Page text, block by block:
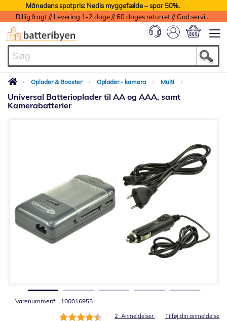
Månedens spotpris: Nedis myggefælde – spar 50%.
Billig fragt // Levering 1-2 dage // 60 dages returret // God service med garanti
Oplader & Booster Oplader - kamera Multi
Universal Batterioplader til AA og AAA, samt
Kamerabatterier
Varenummer 100016955
Bedømmelse:
2 Anmeldelser Tilføj din anmeldelse
billedgalleriet